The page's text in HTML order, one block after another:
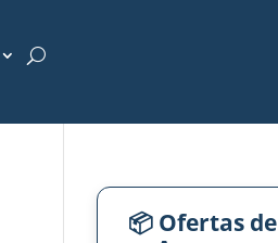
📦 Ofertas de